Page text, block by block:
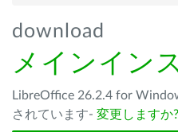
download
メインイン
LibreOffice 26.2.4 for
されています- 変更しますか?